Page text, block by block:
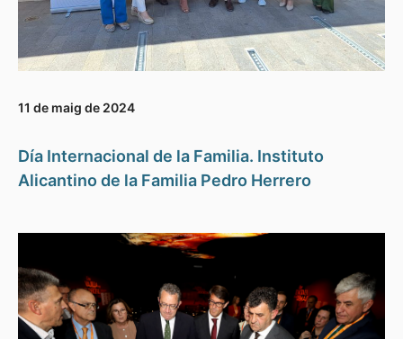
11 de maig de 2024
Día Internacional de la Familia. Instituto
Alicantino de la Familia Pedro Herrero